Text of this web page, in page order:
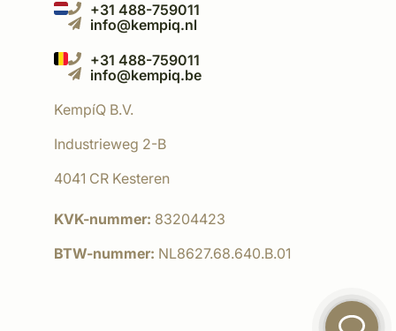
+31 488-759011
info@kempiq.nl
+31 488-759011
info@kempiq.be
KempíQ B.V.
Industrieweg 2-B
4041 CR Kesteren
KVK-nummer: 83204423
BTW-nummer: NL8627.68.640.B.01